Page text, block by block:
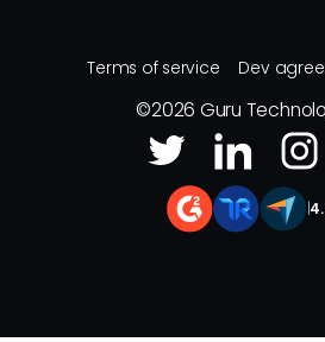
Terms of service Dev
©2026 Guru
|